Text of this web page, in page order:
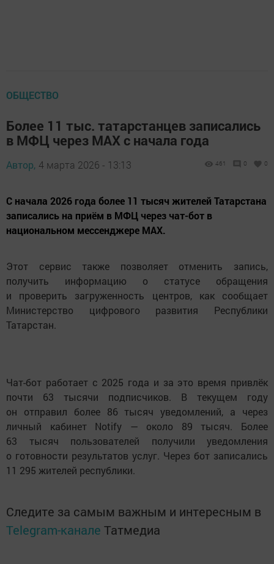
ОБЩЕСТВО
Более 11 тыс. татарстанцев записались
в МФЦ через MAX с начала года
Автор, 4 марта 2026 - 13:13 461 0 0
С начала 2026 года более 11 тысяч жителей Татарстана
записались на приём в МФЦ через чат-бот в
национальном мессенджере MAX.
Этот сервис также позволяет отменить запись,
получить информацию о статусе обращения
и проверить загруженность центров, как сообщает
Министерство цифрового развития Республики
Татарстан.
Чат-бот работает с 2025 года и за это время привлёк
почти 63 тысячи подписчиков. В текущем году
он отправил более 86 тысяч уведомлений, а через
личный кабинет Notify — около 89 тысяч. Более
63 тысяч пользователей получили уведомления
о готовности результатов услуг. Через бот записались
11 295 жителей республики.
Следите за самым важным и интересным в
Telegram-канале Татмедиа